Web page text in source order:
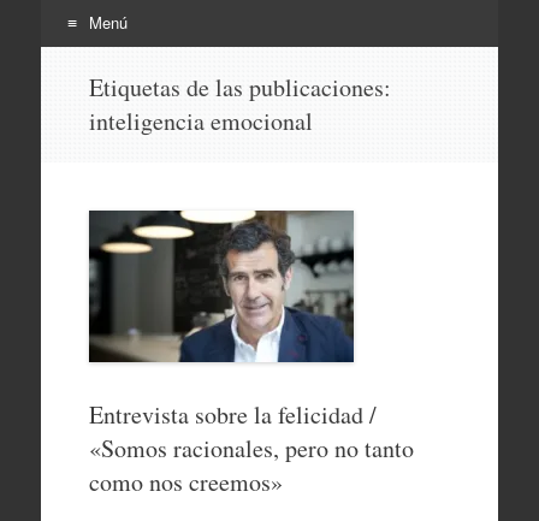
Menú
contenido
Etiquetas de las publicaciones:
inteligencia emocional
Entrevista sobre la felicidad /
«Somos racionales, pero no tanto
como nos creemos»